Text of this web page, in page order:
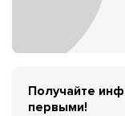
Получайте
первыми!